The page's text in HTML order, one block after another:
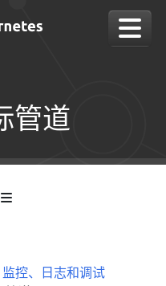
管道
监控、日志和调试